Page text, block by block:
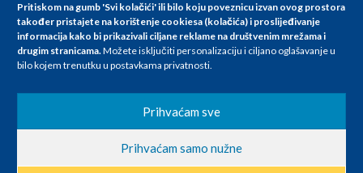
Pritiskom na gumb 'Svi kolačići' ili bilo koju poveznicu izvan ovog prostora
također pristajete na korištenje cookiesa (kolačića) i proslijeđivanje
informacija kako bi prikazivali ciljane reklame na društvenim mrežama i
drugim stranicama.Možete isključiti personalizaciju i ciljano oglašavanje u
bilo kojem trenutku u postavkama privatnosti.
Prihvaćam sve
Prihvaćam samo nužne
Za artikle kojih trenutno nema u ponudi obratite nam se na
info@megabajt.hr. Sve cijene su informativnog karaktera i podložne su
promjenama, a
iskazane su za avansno plaćanje(gotovina) u Eurima i uključuju PDV. Sve
se razlikovati od cijena u našim poslovnicama. Trudimo se dati što bolji
i točniji opis i sliku. Unatoč tome, ne možemo garantirati da su svi
nastale u opisu proizvoda, greške prilikom štampanja te promjene
cijena.